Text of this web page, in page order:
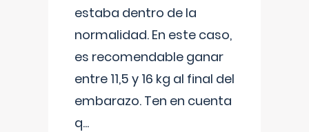
estaba dentro de la
normalidad. En este caso,
es recomendable ganar
entre 11,5 y 16 kg al final del
embarazo. Ten en cuenta
q...